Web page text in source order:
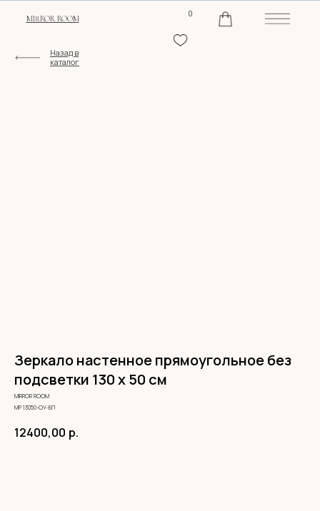
Зеркало настенное прямоугольное без
подсветки 130 х 50 см
MIRROR ROOM
МР 13050-ОУ-БП
12400,00 р.